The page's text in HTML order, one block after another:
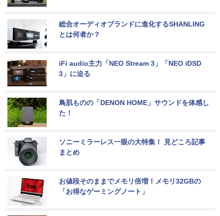
総合オーディオブランドに進化するSHANLING
とは何者か？
iFi audio主力「NEO Stream 3」「NEO iDSD
3」に迫る
鳥肌ものの「DENON HOME」サウンドを体感し
た！
ソニーミラーレス一眼の大特集！ 見どころ記事
まとめ
お値段そのままでメモリ倍増！メモリ32GBの
「お得なゲーミングノート」